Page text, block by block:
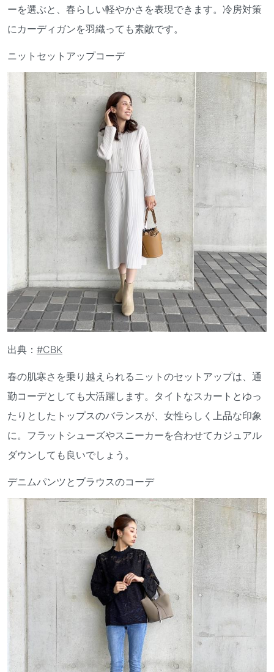
ーを選ぶと、春らしい軽やかさを表現できます。冷房対策
にカーディガンを羽織っても素敵です。
ニットセットアップコーデ
出典： #CBK
春の肌寒さを乗り越えられるニットのセットアップは、通
勤コーデとしても大活躍します。タイトなスカートとゆっ
たりとしたトップスのバランスが、女性らしく上品な印象
に。フラットシューズやスニーカーを合わせてカジュアル
ダウンしても良いでしょう。
デニムパンツとブラウスのコーデ